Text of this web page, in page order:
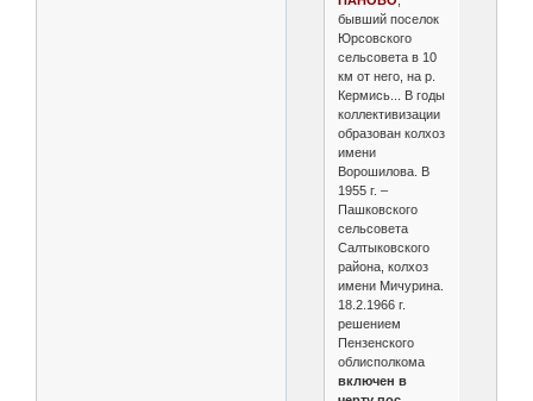
бывший поселок
Юрсовского
сельсовета в 10
км от него, на р.
Кермись... В годы
коллективизации
образован колхоз
имени
Ворошилова. В
1955 г. –
Пашковского
сельсовета
Салтыковского
района, колхоз
имени Мичурина.
18.2.1966 г.
решением
Пензенского
облисполкома
включен в